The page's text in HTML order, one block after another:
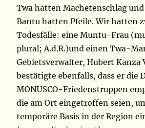
Twa hatten Machetenschlag
Bantu hatten Pfeile. Wir hatten
Todesfälle: eine Muntu-Frau
plural; A.d.R.)und einen Twa-
Gebietsverwalter, Hubert Kanza
bestätigte ebenfalls, dass er die
MONUSCO-Friedenstruppen
die am Ort eingetroffen seien,
temporäre Basis in der Region